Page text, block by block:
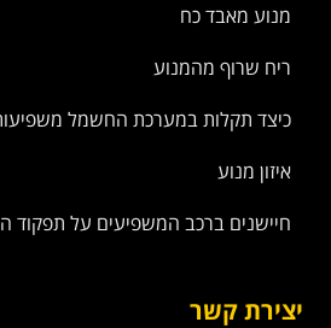
מנוע מאבד כח
ריח שרוף מהמנוע
כיצד תקלות במערכת החשמל
איזון מנוע
חיישנים ברכב המשפיעים על תפקוד
יצירת קשר